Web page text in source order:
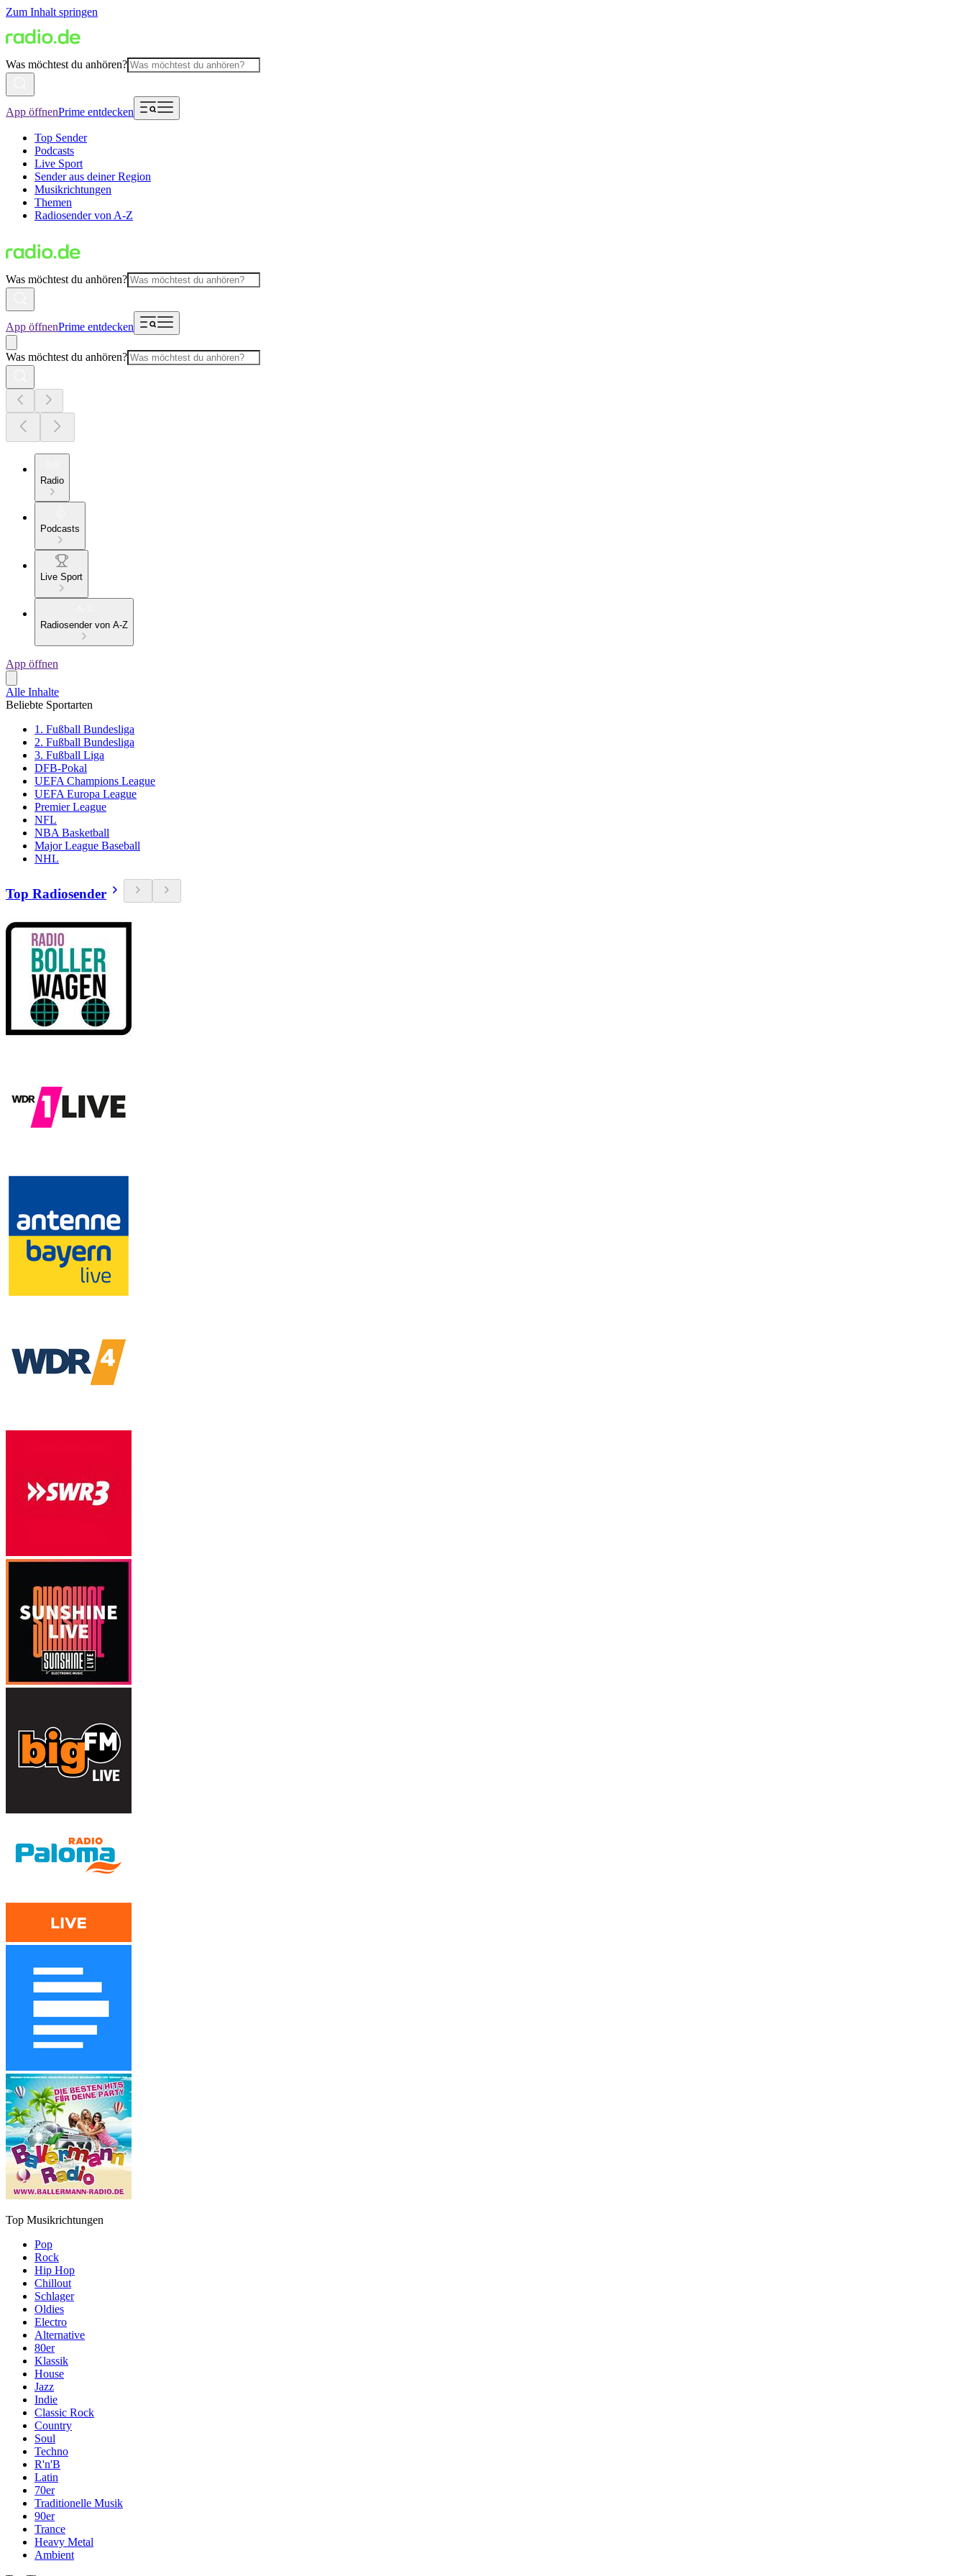
Zum Inhalt springen
Was möchtest du anhören?
App öffnenPrime entdecken
Top Sender
Podcasts
Live Sport
Sender aus deiner Region
Musikrichtungen
Themen
Radiosender von A-Z
Was möchtest du anhören?
App öffnenPrime entdecken
Was möchtest du anhören?
Radio
Podcasts
Live Sport
Radiosender von A-Z
App öffnen
Alle Inhalte
Beliebte Sportarten
1. Fußball Bundesliga
2. Fußball Bundesliga
3. Fußball Liga
DFB-Pokal
UEFA Champions League
UEFA Europa League
Premier League
NFL
NBA Basketball
Major League Baseball
NHL
Top Radiosender
Top Musikrichtungen
Pop
Rock
Hip Hop
Chillout
Schlager
Oldies
Electro
Alternative
80er
Klassik
House
Jazz
Indie
Classic Rock
Country
Soul
Techno
R'n'B
Latin
70er
Traditionelle Musik
90er
Trance
Heavy Metal
Ambient